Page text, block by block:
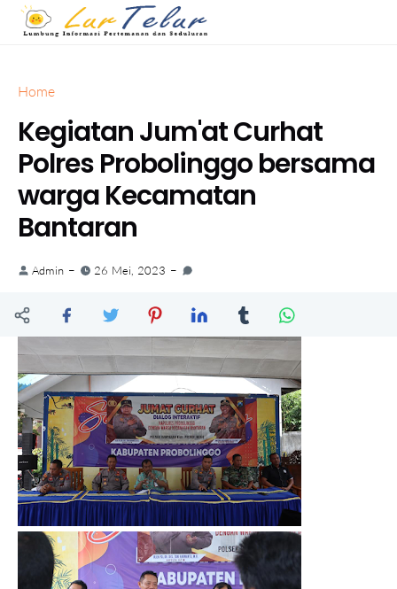
Home
Kegiatan Jum'at Curhat
Polres Probolinggo bersama
warga Kecamatan
Bantaran
Admin 26 Mei, 2023